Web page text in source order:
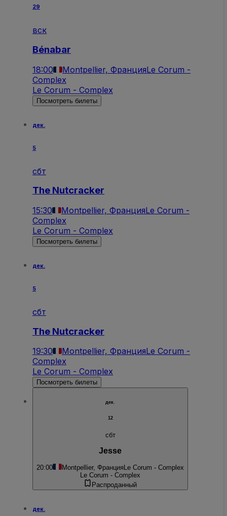
29
вск
Bénabar
18:00 Montpellier, ФранцияLe Corum -
Complex
Le Corum - Complex
Посмотреть билеты
дек.
5
сбт
The Nutcracker
15:30 Montpellier, ФранцияLe Corum -
Complex
Le Corum - Complex
Посмотреть билеты
дек.
5
сбт
The Nutcracker
19:30 Montpellier, ФранцияLe Corum -
Complex
Le Corum - Complex
Посмотреть билеты
дек.
12
сбт
Jesse
20:00 Montpellier, Франция Le Corum - Complex
Le Corum - Complex
Распроданный
дек.